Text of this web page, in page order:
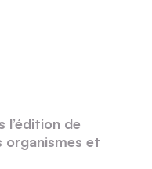
l’édition de
organismes et